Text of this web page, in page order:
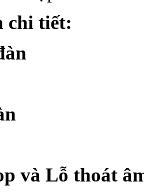
chi tiết:
và Lỗ thoát